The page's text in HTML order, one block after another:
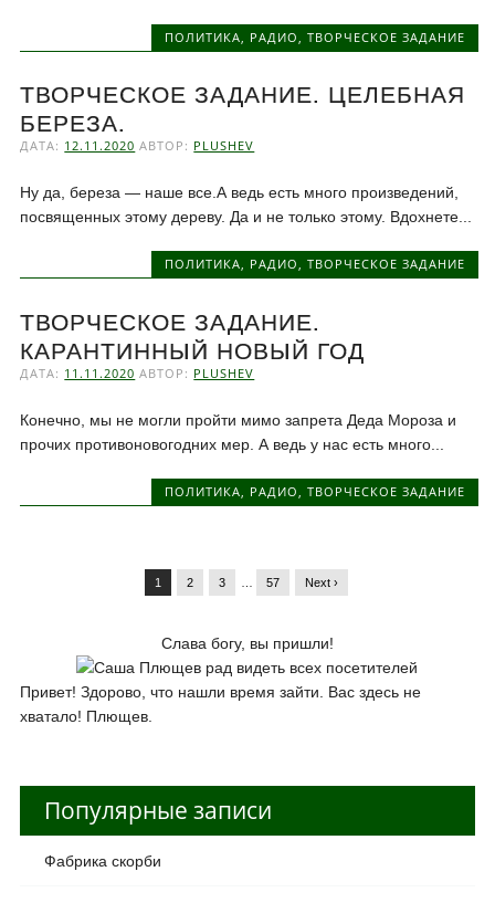
ПОЛИТИКА РАДИО ТВОРЧЕСКОЕ ЗАДАНИЕ
ТВОРЧЕСКОЕ ЗАДАНИЕ. ЦЕЛЕБНАЯ
БЕРЕЗА.
ДАТА: 12.11.2020 АВТОР: PLUSHEV
Ну да, береза — наше все.А ведь есть много произведений,
посвященных этому дереву. Да и не только этому. Вдохнете...
ПОЛИТИКА, РАДИО, ТВОРЧЕСКОЕ ЗАДАНИЕ
ТВОРЧЕСКОЕ ЗАДАНИЕ.
КАРАНТИННЫЙ НОВЫЙ ГОД
ДАТА: 11.11.2020 АВТОР: PLUSHEV
Конечно, мы не могли пройти мимо запрета Деда Мороза и
прочих противоновогодних мер. А ведь у нас есть много...
ПОЛИТИКА РАДИО ТВОРЧЕСКОЕ ЗАДАНИЕ
1 2 3 57 Next ›
Слава богу, вы пришли!
Привет! Здорово, что нашли время зайти. Вас здесь не
хватало! Плющев.
Популярные записи
Фабрика скорби